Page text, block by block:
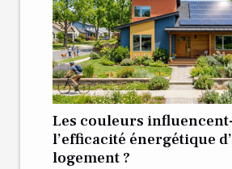
Les couleurs
l’efficacité énergétique
logement ?